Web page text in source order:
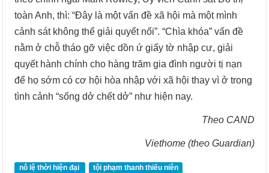
toàn Anh, thì: “Đây là một vấn đề xã hội mà một mình
cảnh sát không thể giải quyết nổi”. “Chìa khóa” vấn đề
nằm ở chỗ tháo gỡ việc dồn ứ giấy tờ nhập cư, giải
quyết hành chính cho hàng trăm gia đình người tị nạn
để họ sớm có cơ hội hòa nhập với xã hội thay vì ở trong
tình cảnh “sống dở chết dở” như hiện nay.
Theo CAND
Viethome (theo Guardian)
nô lệ thời hiện đại tội phạm thanh thiếu niên